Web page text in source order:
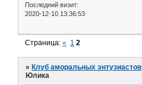
Последний визит:
2020-12-10 13:36:53
Страница:« 1 2
» Клуб аморальных энтузиастов
Юлика